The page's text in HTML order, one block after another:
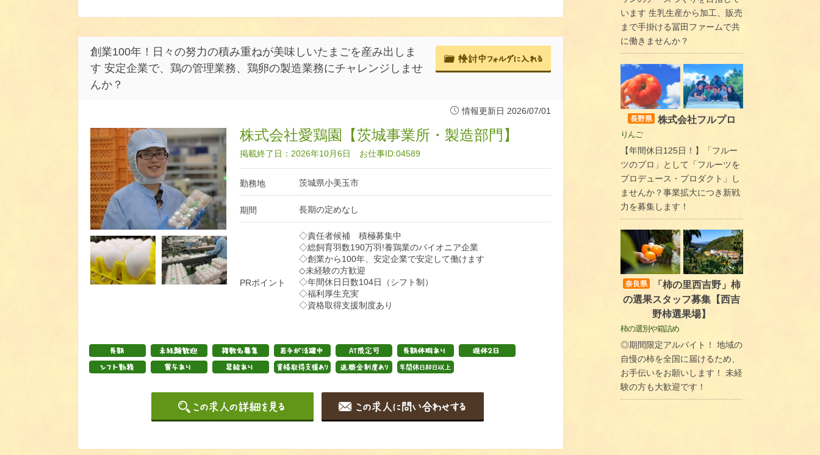
創業100年！日々の努力の積み重ねが美味しいたまごを産み出しま
す 安定企業で、鶏の管理業務、鶏卵の製造業務にチャレンジしませ
んか？
情報更新日 2026/07/01
株式会社愛鶏園【茨城事業所・製造部門】
掲載終了日：2026年10月6日 お仕事ID:04589
勤務地 茨城県小美玉市
期間 長期の定めなし
PRポイント
◇責任者候補 積極募集中
◇総飼育羽数190万羽!養鶏業のパイオニア企業
◇創業から100年、安定企業で安定して働けます
◇未経験の方歓迎
◇年間休日日数104日（シフト制）
◇福利厚生充実
◇資格取得支援制度あり
います 生乳生産から加工、販売
まで手掛ける冨田ファームで共
に働きませんか？
長野県 株式会社フルプロ
りんご
【年間休日125日！】「フルー
ツのプロ」として「フルーツを
プロデュース・プロダクト」し
ませんか？事業拡大につき新戦
力を募集します！
奈良県
「柿の里西吉野」柿
の選果スタッフ募集【西吉
野柿選果場】
柿の選別や箱詰め
◎期間限定アルバイト！ 地域の
自慢の柿を全国に届けるため、
お手伝いをお願いします！ 未経
験の方も大歓迎です！